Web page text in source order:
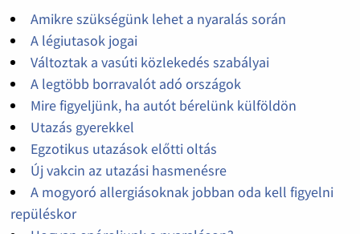
Amikre szükségünk lehet a nyaralás során
A légiutasok jogai
Változtak a vasúti közlekedés szabályai
A legtöbb borravalót adó országok
Mire figyeljünk, ha autót bérelünk külföldön
Utazás gyerekkel
Egzotikus utazások előtti oltás
Új vakcin az utazási hasmenésre
A mogyoró allergiásoknak jobban oda kell figyelni
repüléskor